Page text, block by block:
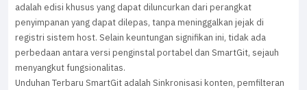
adalah edisi khusus yang dapat diluncurkan dari perangkat
penyimpanan yang dapat dilepas, tanpa meninggalkan jejak di
registri sistem host. Selain keuntungan signifikan ini, tidak ada
perbedaan antara versi penginstal portabel dan SmartGit, sejauh
menyangkut fungsionalitas.
Unduhan Terbaru SmartGit adalah Sinkronisasi konten, pemfilteran